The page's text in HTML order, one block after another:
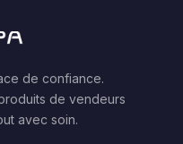
de confiance.
de vendeurs
avec soin.